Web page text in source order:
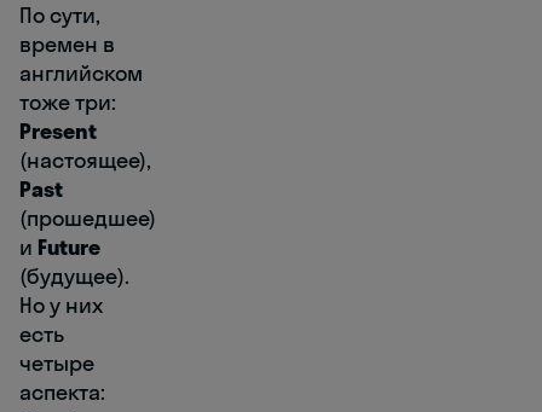
По сути,
времен в
английском
тоже три:
Present
(настоящее),
Past
(прошедшее)
и Future
(будущее).
Но у них
есть
четыре
аспекта: